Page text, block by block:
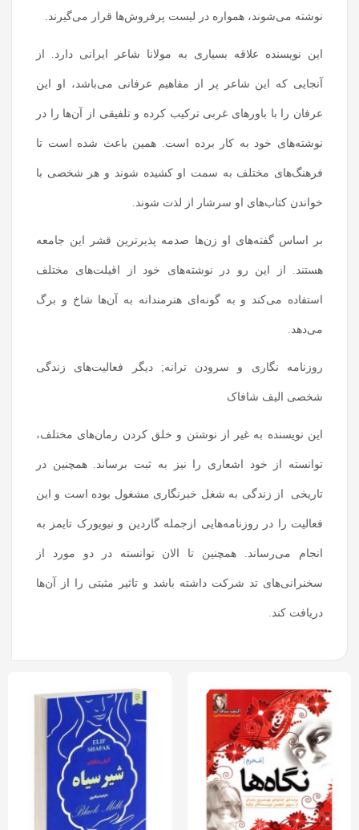
نوشته می‌شوند، همواره در لیست پرفروش‌ها قرار می‌گیرند.
این نویسنده علاقه بسیاری به مولانا شاعر ایرانی دارد. از
آنجایی که این شاعر پر از مفاهیم عرفانی می‌باشد، او این
عرفان را با باورهای غربی ترکیب کرده و تلفیقی از آن‌ها را در
نوشته‌های خود به کار برده است. همین باعث شده است تا
فرهنگ‌های مختلف به سمت او کشیده شوند و هر شخصی با
خواندن کتاب‌های او سرشار از لذت شوند.
بر اساس گفته‌های او زن‌ها صدمه پذیرترین قشر این جامعه
هستند. از این رو در نوشته‌های خود از اقیلت‌های مختلف
استفاده می‌کند و به گونه‌ای هنرمندانه به آن‌ها شاخ و برگ
می‌دهد.
روزنامه نگاری و سرودن ترانه; دیگر فعالیت‌های زندگی
شخصی الیف شافاک
این نویسنده به غیر از نوشتن و خلق کردن رمان‌های مختلف،
توانسته از خود اشعاری را نیز به ثبت برساند. همچنین در
تاریخی از زندگی به شغل خبرنگاری مشغول بوده است و این
فعالیت را در روزنامه‌هایی ازجمله گاردین و نیویورک تایمز به
انجام می‌رساند. همچنین تا الان توانسته در دو مورد از
سخنرانی‌های تد شرکت داشته باشد و تاثیر مثبتی را از آن‌ها
دریافت کند.